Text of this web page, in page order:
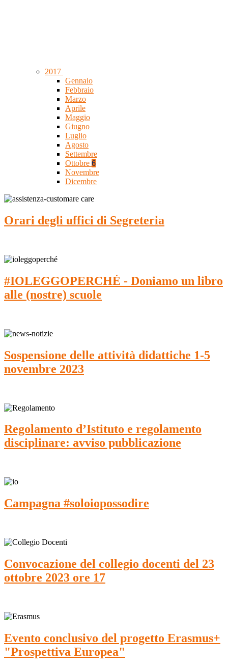
2017
Gennaio
Febbraio
Marzo
Aprile
Maggio
Giugno
Luglio
Agosto
Settembre
Ottobre 6
Novembre
Dicembre
Orari degli uffici di Segreteria
#IOLEGGOPERCHÉ - Doniamo un libro
alle (nostre) scuole
Sospensione delle attività didattiche 1-5
novembre 2023
Regolamento d’Istituto e regolamento
disciplinare: avviso pubblicazione
Campagna #soloiopossodire
Convocazione del collegio docenti del 23
ottobre 2023 ore 17
Evento conclusivo del progetto Erasmus+
"Prospettiva Europea"